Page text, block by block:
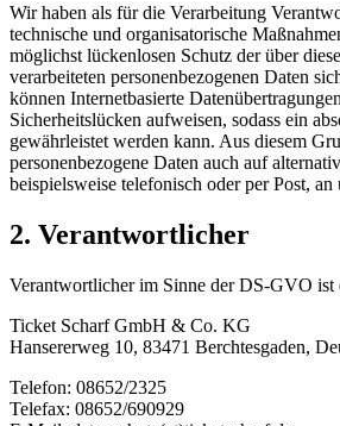
Wir haben als für die Verarbeitung
technische und organisatorische
möglichst lückenlosen Schutz der über
verarbeiteten personenbezogenen Daten
können Internetbasierte
Sicherheitslücken aufweisen, sodass ein
gewährleistet werden kann. Aus diesem
personenbezogene Daten auch auf
beispielsweise telefonisch oder per Post,
2. Verantwortlicher
Verantwortlicher im Sinne der DS-GVO ist
Ticket Scharf GmbH & Co. KG
Hansererweg 10, 83471 Berchtesgaden,
Telefon: 08652/2325
Telefax: 08652/690929